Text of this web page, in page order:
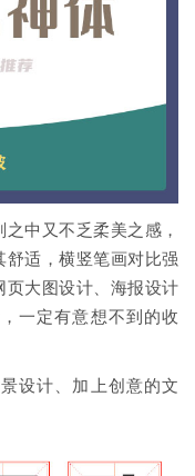
中又不乏柔美之感，
适，横竖笔画对比强
大图设计、海报设计
一定有意想不到的收
设计、加上创意的文